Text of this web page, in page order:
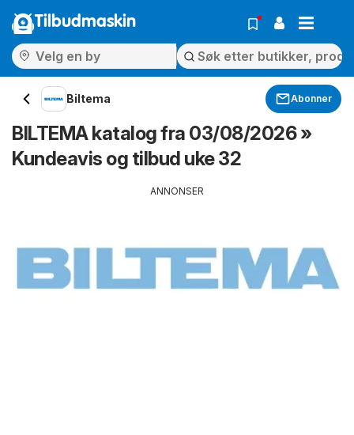
Tilbudmaskin
Biltema Abonner
BILTEMA katalog fra 03/08/2026 »
Kundeavis og tilbud uke 32
ANNONSER